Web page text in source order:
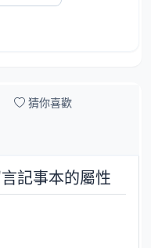
猜你喜歡
記事本的屬性